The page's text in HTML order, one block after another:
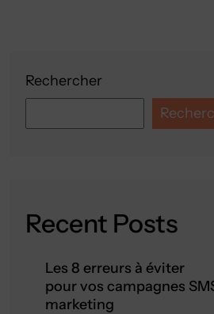
Rechercher
Recent Posts
Les 8 erreurs à éviter
pour vos campagnes
marketing